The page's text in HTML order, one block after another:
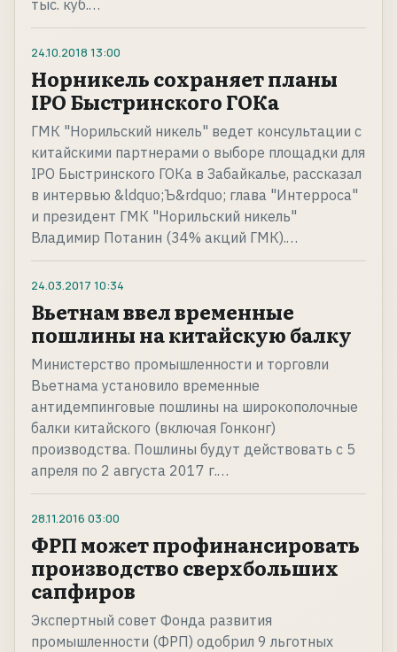
тыс. куб.…
24.10.2018 13:00
Норникель сохраняет планы
IPO Быстринского ГОКа
ГМК "Норильский никель" ведет консультации с
китайскими партнерами о выборе площадки для
IPO Быстринского ГОКа в Забайкалье, рассказал
в интервью &ldquo;Ъ&rdquo; глава "Интерроса"
и президент ГМК "Норильский никель"
Владимир Потанин (34% акций ГМК).…
24.03.2017 10:34
Вьетнам ввел временные
пошлины на китайскую балку
Министерство промышленности и торговли
Вьетнама установило временные
антидемпинговые пошлины на широкополочные
балки китайского (включая Гонконг)
производства. Пошлины будут действовать с 5
апреля по 2 августа 2017 г.…
28.11.2016 03:00
ФРП может профинансировать
производство сверхбольших
сапфиров
Экспертный совет Фонда развития
промышленности (ФРП) одобрил 9 льготных